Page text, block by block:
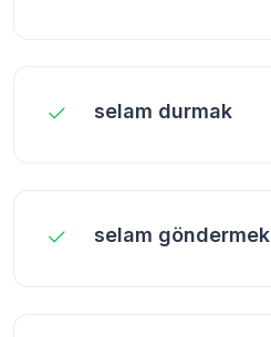
selam durmak
selam göndermek